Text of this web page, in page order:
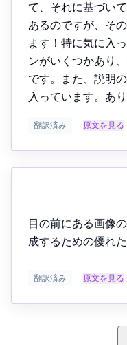
翻訳済み 原文を見る
翻訳済み 原文を見る